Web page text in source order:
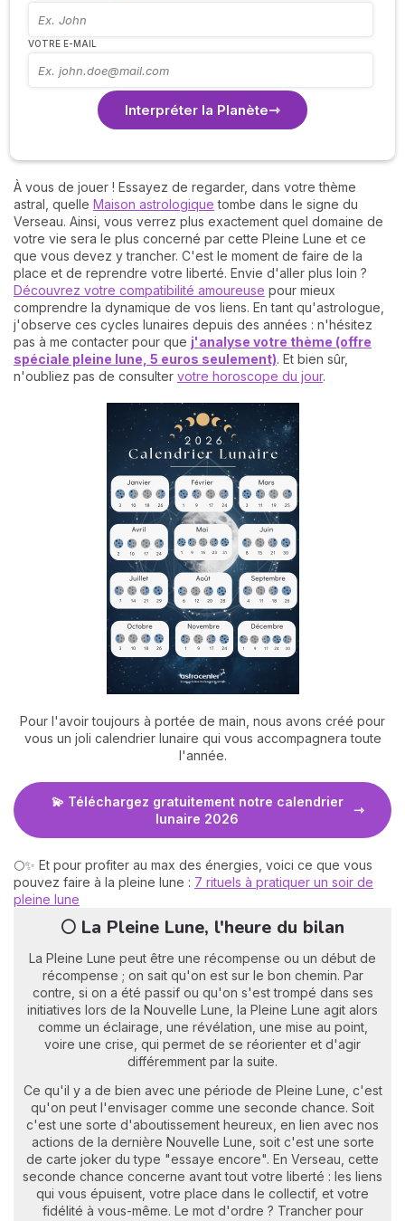
VOTRE E-MAIL
Interpréter la Planète
À vous de jouer ! Essayez de regarder, dans votre thème
astral, quelle Maison astrologique tombe dans le signe du
Verseau. Ainsi, vous verrez plus exactement quel domaine de
votre vie sera le plus concerné par cette Pleine Lune et ce
que vous devez y trancher. C'est le moment de faire de la
place et de reprendre votre liberté. Envie d'aller plus loin ?
Découvrez votre compatibilité amoureuse pour mieux
comprendre la dynamique de vos liens. En tant qu'astrologue,
j'observe ces cycles lunaires depuis des années : n'hésitez
pas à me contacter pour que j'analyse votre thème (offre
spéciale pleine lune, 5 euros seulement). Et bien sûr,
n'oubliez pas de consulter votre horoscope du jour.
Pour l'avoir toujours à portée de main, nous avons créé pour
vous un joli calendrier lunaire qui vous accompagnera toute
l'année.
💫 Téléchargez gratuitement notre calendrier
lunaire 2026
🌕✨ Et pour profiter au max des énergies, voici ce que vous
pouvez faire à la pleine lune : 7 rituels à pratiquer un soir de
pleine lune
🌕 La Pleine Lune, l'heure du bilan
La Pleine Lune peut être une récompense ou un début de
récompense ; on sait qu'on est sur le bon chemin. Par
contre, si on a été passif ou qu'on s'est trompé dans ses
initiatives lors de la Nouvelle Lune, la Pleine Lune agit alors
comme un éclairage, une révélation, une mise au point,
voire une crise, qui permet de se réorienter et d'agir
différemment par la suite.
Ce qu'il y a de bien avec une période de Pleine Lune, c'est
qu'on peut l'envisager comme une seconde chance. Soit
c'est une sorte d'aboutissement heureux, en lien avec nos
actions de la dernière Nouvelle Lune, soit c'est une sorte
de carte joker du type "essaye encore". En Verseau, cette
seconde chance concerne avant tout votre liberté : les liens
qui vous épuisent, votre place dans le collectif, et votre
fidélité à vous-même. Le mot d'ordre ? Trancher pour